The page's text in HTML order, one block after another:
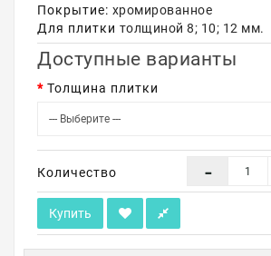
Покрытие: хромированное
Для плитки толщиной 8; 10; 12 мм.
Доступные варианты
Толщина плитки
Количество
Купить